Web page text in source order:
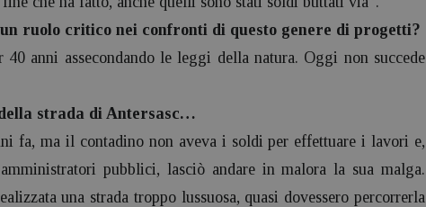
ruolo critico nei confronti di questo genere di progetti?
anni assecondando le leggi della natura. Oggi non succede
strada di Antersasc…
fa, ma il contadino non aveva i soldi per effettuare i lavori e,
pubblici, lasciò andare in malora la sua malga.
una strada troppo lussuosa, quasi dovessero percorrerla